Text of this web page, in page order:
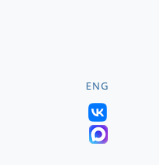
ENG